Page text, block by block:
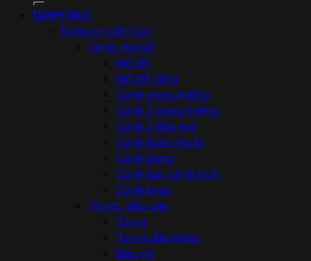
DANH MỤC
Dụng cụ cầm tay
Cờ lê, mỏ lết
Mỏ lết
Mỏ lết răng
Cờ lê vòng miệng
Cờ lê 2 vòng miệng
Cờ lê 2 đầu mở
Cờ lê đuôi chuột
Cờ lê đóng
Cờ lê đai, cờ lê xích
Cờ lê khác
Tô vít, đầu vặn
Tô vít
Tô vít đầu khẩu
Đầu vít